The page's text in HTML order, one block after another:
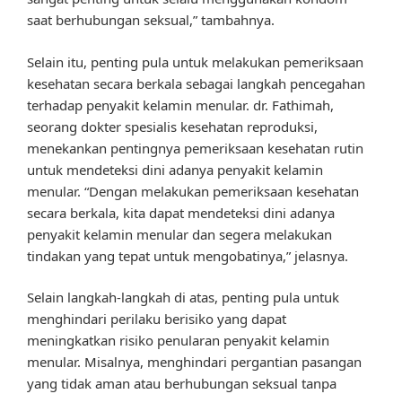
saat berhubungan seksual,” tambahnya.
Selain itu, penting pula untuk melakukan pemeriksaan
kesehatan secara berkala sebagai langkah pencegahan
terhadap penyakit kelamin menular. dr. Fathimah,
seorang dokter spesialis kesehatan reproduksi,
menekankan pentingnya pemeriksaan kesehatan rutin
untuk mendeteksi dini adanya penyakit kelamin
menular. “Dengan melakukan pemeriksaan kesehatan
secara berkala, kita dapat mendeteksi dini adanya
penyakit kelamin menular dan segera melakukan
tindakan yang tepat untuk mengobatinya,” jelasnya.
Selain langkah-langkah di atas, penting pula untuk
menghindari perilaku berisiko yang dapat
meningkatkan risiko penularan penyakit kelamin
menular. Misalnya, menghindari pergantian pasangan
yang tidak aman atau berhubungan seksual tanpa